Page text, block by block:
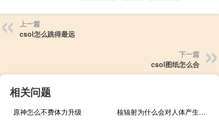
上一篇
csol怎么跳得最远
下一篇
csol图纸怎么合
相关问题
原神怎么不费体力升级 核辐射为什么会对人体产生伤害（核辐射的后果）